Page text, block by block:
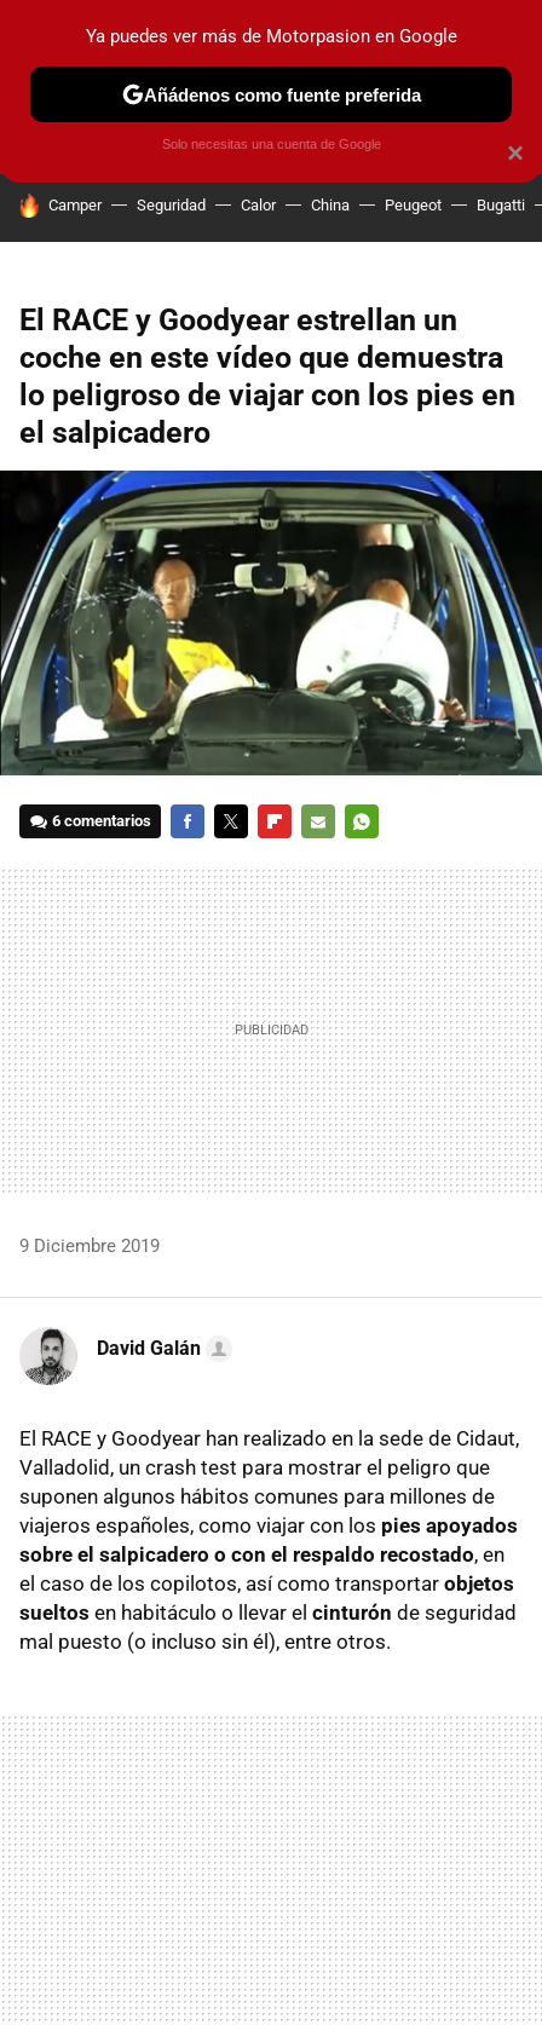
PRUEBAS COCHES ELÉCTRICOS OBSERVATORIO
HOY SE HABLA DE
Camper Seguridad Calor China Peugeot Bugatti
El RACE y Goodyear estrellan un
coche en este vídeo que demuestra
lo peligroso de viajar con los pies en
el salpicadero
6 comentarios
MAIL
9 Diciembre 2019
David Galán
El RACE y Goodyear han realizado en la sede de Cidaut,
Valladolid, un crash test para mostrar el peligro que
suponen algunos hábitos comunes para millones de
viajeros españoles, como viajar con los pies apoyados
sobre el salpicadero o con el respaldo recostado, en
el caso de los copilotos, así como transportar objetos
sueltos en habitáculo o llevar el cinturón de seguridad
mal puesto (o incluso sin él), entre otros.
×
Ya puedes ver más de Motorpasion en Google
Añádenos como fuente preferida
Solo necesitas una cuenta de Google